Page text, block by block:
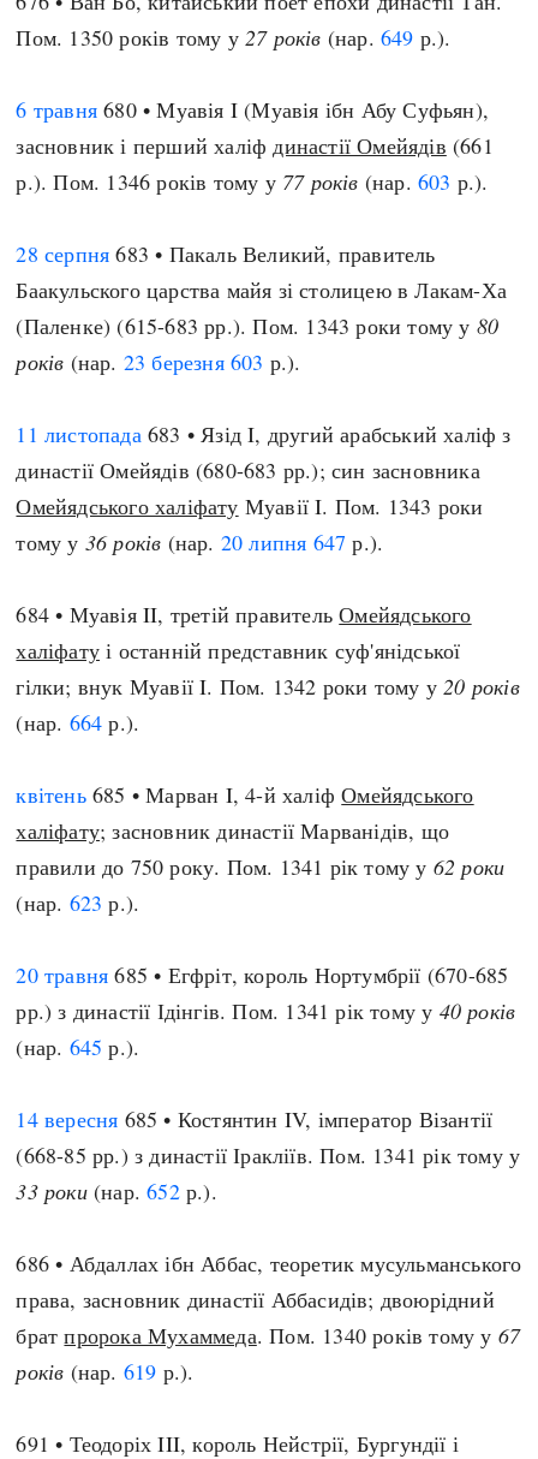
Пом. 1350 років тому у27 років (нар.649 р.).
6 травня 680 • Муавія I (Муавія ібн Абу Суфьян),
засновник і перший халіфдинастії Омейядів (661
р.). Пом. 1346 років тому у 77 років (нар.603 р.).
28 серпня 683 • Пакаль Великий, правитель
Баакульского царства майя зі столицею в Лакам-Ха
(Паленке) (615-683 рр.). Пом. 1343 роки тому у 80
років (нар. 23 березня 603 р.).
11 листопада683 • Язід I, другий арабський халіф з
династії Омейядів (680-683 рр.); син засновника
Омейядського халіфату Муавії I. Пом. 1343 роки
тому у 36 років (нар. 20 липня 647 р.).
684 • Муавія II, третій правительОмейядського
халіфату і останній представник суф'янідської
гілки; внук Муавії I. Пом. 1342 роки тому у20 років
(нар. 664 р.).
квітень685 • Марван I, 4-й халіфОмейядського
халіфату; засновник династії Марванідів, що
правили до 750 року. Пом. 1341 рік тому у 62 роки
(нар. 623 р.).
20 травня 685 • Егфріт, король Нортумбрії (670-685
рр.) з династії Ідінгів. Пом. 1341 рік тому у 40 років
(нар. 645 р.).
14 вересня 685 • Костянтин IV, імператор Візантії
(668-85 рр.) з династії Іракліїв. Пом. 1341 рік тому у
33 роки(нар.652р.).
686 • Абдаллах ібн Аббас, теоретик мусульманського
права, засновник династії Аббасидів; двоюрідний
братпророка Мухаммеда. Пом. 1340 років тому у 67
років (нар. 619 р.).
691 • Теодоріх III, король Нейстрії, Бургундії і